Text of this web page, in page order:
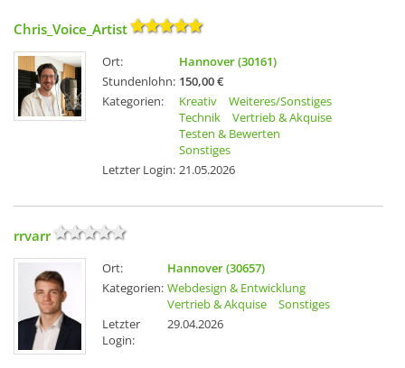
Chris_Voice_Artist
Ort:
Hannover (30161)
Stundenlohn: 150,00 €
Kategorien:
Kreativ
Weiteres/Sonstiges
Technik
Vertrieb & Akquise
Testen & Bewerten
Sonstiges
Letzter Login: 21.05.2026
rrvarr
Ort:
Hannover (30657)
Kategorien: Webdesign & Entwicklung
Vertrieb & Akquise
Sonstiges
Letzter
Login:
29.04.2026